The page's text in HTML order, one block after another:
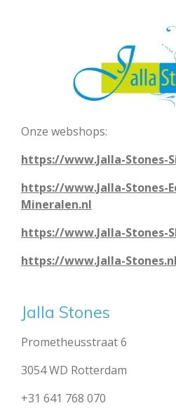
Onze webshops:
https://www.Jalla-Stones-
https://www.Jalla-Stones-
Mineralen.nl
https://www.Jalla-Stones-
https://www.Jalla-Stones.nl
Jalla Stones
Prometheusstraat 6
3054 WD Rotterdam
+31 641 768 070